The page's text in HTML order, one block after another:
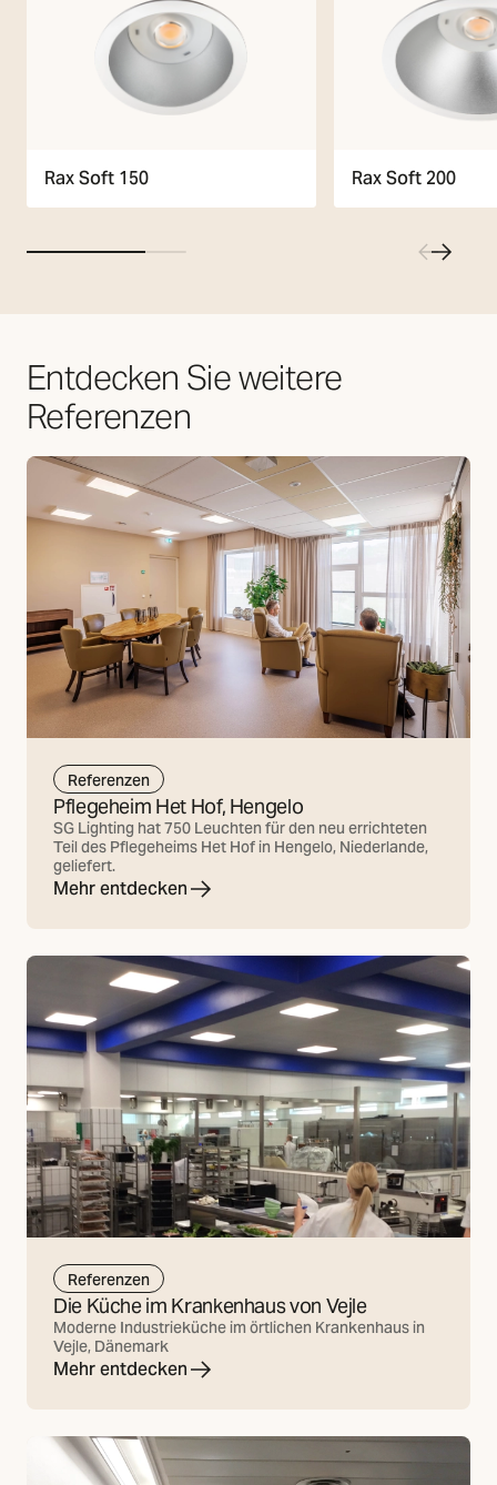
Rax Soft 150 Rax Soft 200
Entdecken Sie weitere
Referenzen
Referenzen
Pflegeheim Het Hof, Hengelo
SG Lighting hat 750 Leuchten für den neu errichteten
Teil des Pflegeheims Het Hof in Hengelo, Niederlande,
geliefert.
Mehr entdecken
Referenzen
Die Küche im Krankenhaus von Vejle
Moderne Industrieküche im örtlichen Krankenhaus in
Vejle, Dänemark
Mehr entdecken